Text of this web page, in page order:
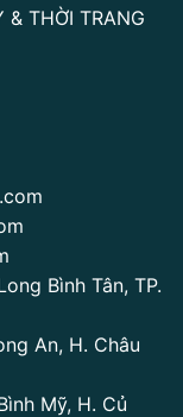
& THỜI TRANG
Bình Tân, TP.
An, H. Châu
Mỹ, H. Củ